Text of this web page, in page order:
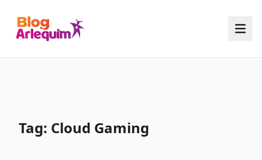
Tag: Cloud Gaming